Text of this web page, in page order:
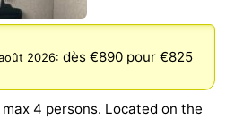
2026: dès €890 pour €825
4 persons. Located on the